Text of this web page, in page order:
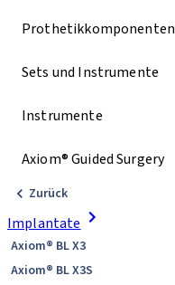
Prothetikkomponenten
Sets und Instrumente
Instrumente
Axiom® Guided Surgery
Zurück
Implantate
Axiom® BL X3
Axiom® BL X3S